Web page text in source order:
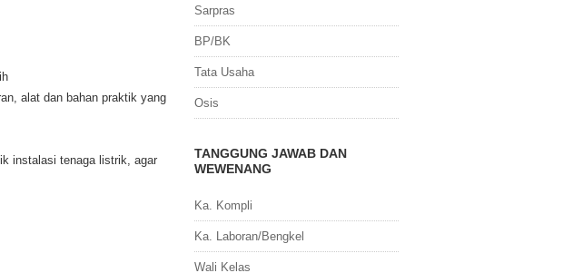
alat dan bahan praktik yang
instalasi tenaga listrik, agar
Sarpras
BP/BK
Tata Usaha
Osis
TANGGUNG JAWAB DAN
WEWENANG
Ka. Kompli
Ka. Laboran/Bengkel
Wali Kelas